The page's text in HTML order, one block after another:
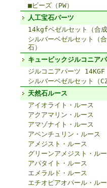
■ビーズ（PW）
人工宝石パーツ
14kgfベゼルセット（合成
シルバーベゼルセット（
石）
キュービックジルコニア
ジルコニアパーツ 14KGF
シルバーベゼルセット（CZ
天然石ルース
アイオライト・ルース
アクアマリン・ルース
アマゾナイト・ルース
アベンチュリン・ルース
アメジスト・ルース
グリーンアメジスト・ル
アパタイト・ルース
エメラルド・ルース
エチオピアオパール・ル